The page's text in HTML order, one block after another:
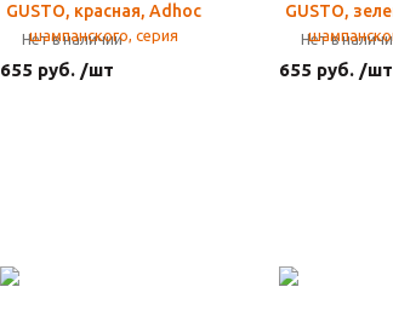
GUSTO, красная, Adhoc
Нет в наличии
655 руб. /шт
GUSTO,
Нет в
655 руб. /шт